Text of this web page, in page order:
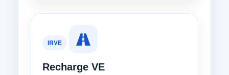
IRVE
Recharge VE